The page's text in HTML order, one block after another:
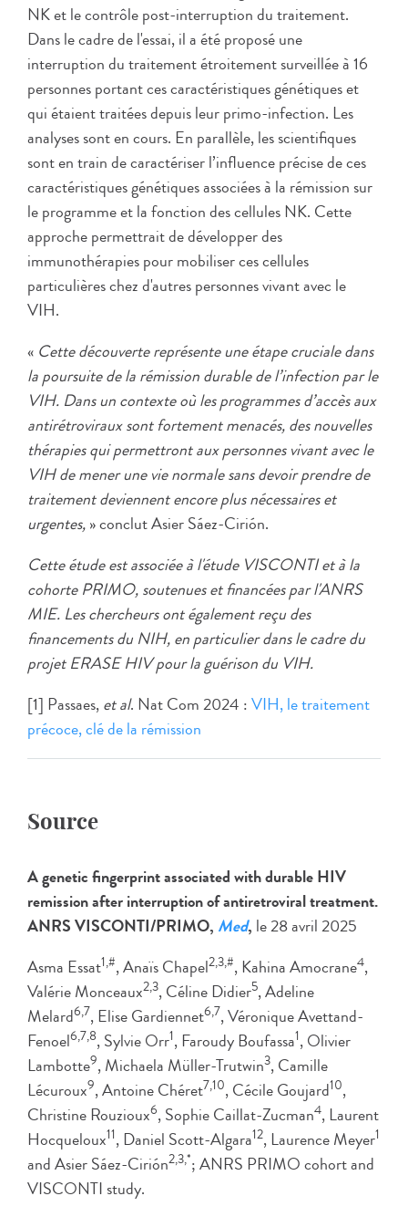
NK et le contrôle post-interruption du traitement.
Dans le cadre de l'essai, il a été proposé une
interruption du traitement étroitement surveillée à 16
personnes portant ces caractéristiques génétiques et
qui étaient traitées depuis leur primo-infection. Les
analyses sont en cours. En parallèle, les scientifiques
sont en train de caractériser l’influence précise de ces
caractéristiques génétiques associées à la rémission sur
le programme et la fonction des cellules NK. Cette
approche permettrait de développer des
immunothérapies pour mobiliser ces cellules
particulières chez d'autres personnes vivant avec le
VIH.
« Cette découverte représente une étape cruciale dans
la poursuite de la rémission durable de l’infection par le
VIH. Dans un contexte où les programmes d’accès aux
antirétroviraux sont fortement menacés, des nouvelles
thérapies qui permettront aux personnes vivant avec le
VIH de mener une vie normale sans devoir prendre de
traitement deviennent encore plus nécessaires et
urgentes,» conclut Asier Sáez-Cirión.
Cette étude est associée à l'étude VISCONTI et à la
cohorte PRIMO, soutenues et financées par l'ANRS
MIE. Les chercheurs ont également reçu des
financements du NIH, en particulier dans le cadre du
projet ERASE HIV pour la guérison du VIH.
[1] Passaes,et al. Nat Com 2024 :VIH, le traitement
précoce, clé de la rémission
Source
A genetic fingerprint associated with durable HIV
remission after interruption of antiretroviral treatment.
ANRS VISCONTI/PRIMO, Med, le 28 avril 2025
Asma Essat1,#, Anaïs Chapel2,3,#, Kahina Amocrane4,
Valérie Monceaux2,3, Céline Didier5, Adeline
Melard6,7, Elise Gardiennet6,7, Véronique Avettand-
Fenoel6,7,8, Sylvie Orr1, Faroudy Boufassa1, Olivier
Lambotte9, Michaela Müller-Trutwin3, Camille
Lécuroux9, Antoine Chéret7,10, Cécile Goujard10,
Christine Rouzioux6, Sophie Caillat-Zucman4, Laurent
Hocqueloux11, Daniel Scott-Algara12, Laurence Meyer1
and Asier Sáez-Cirión2,3,*; ANRS PRIMO cohort and
VISCONTI study.